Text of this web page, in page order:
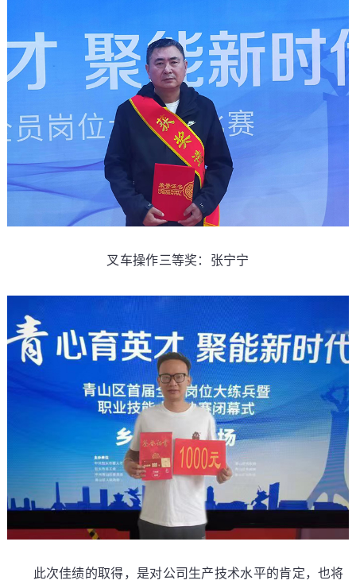
叉车操作三等奖：张宁宁
此次佳绩的取得，是对公司生产技术水平的肯定，也将